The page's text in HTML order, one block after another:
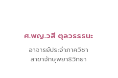
ศ.พญ.วสี ตุลวรรธนะ
อาจารย์ประจำภาควิชา
สาขาจักษุพยาธิวิทยา